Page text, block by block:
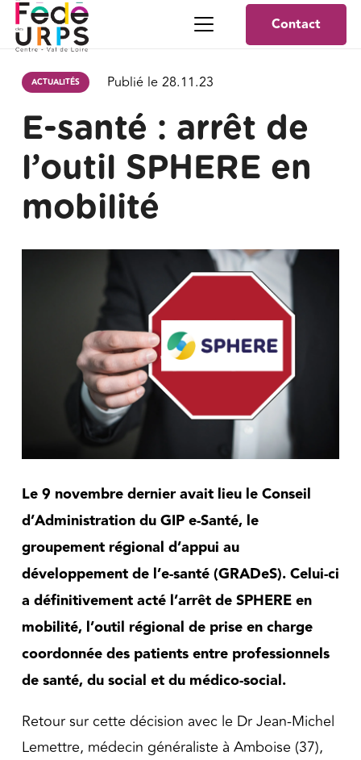
Contact
ACTUALITÉS Publié le 28.11.23
E-santé : arrêt de
l’outil SPHERE en
mobilité
Le 9 novembre dernier avait lieu le Conseil
d’Administration du GIP e-Santé, le
groupement régional d’appui au
développement de l’e-santé (GRADeS). Celui-ci
a définitivement acté l’arrêt deSPHERE en
mobilité, l’outil régional de prise en charge
coordonnée des patients entre professionnels
de santé, du social et du médico-social.
Retour sur cette décision avec le Dr Jean-Michel
Lemettre, médecin généraliste à Amboise (37),